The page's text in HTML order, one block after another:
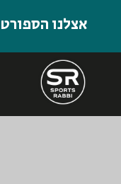
אצלנו